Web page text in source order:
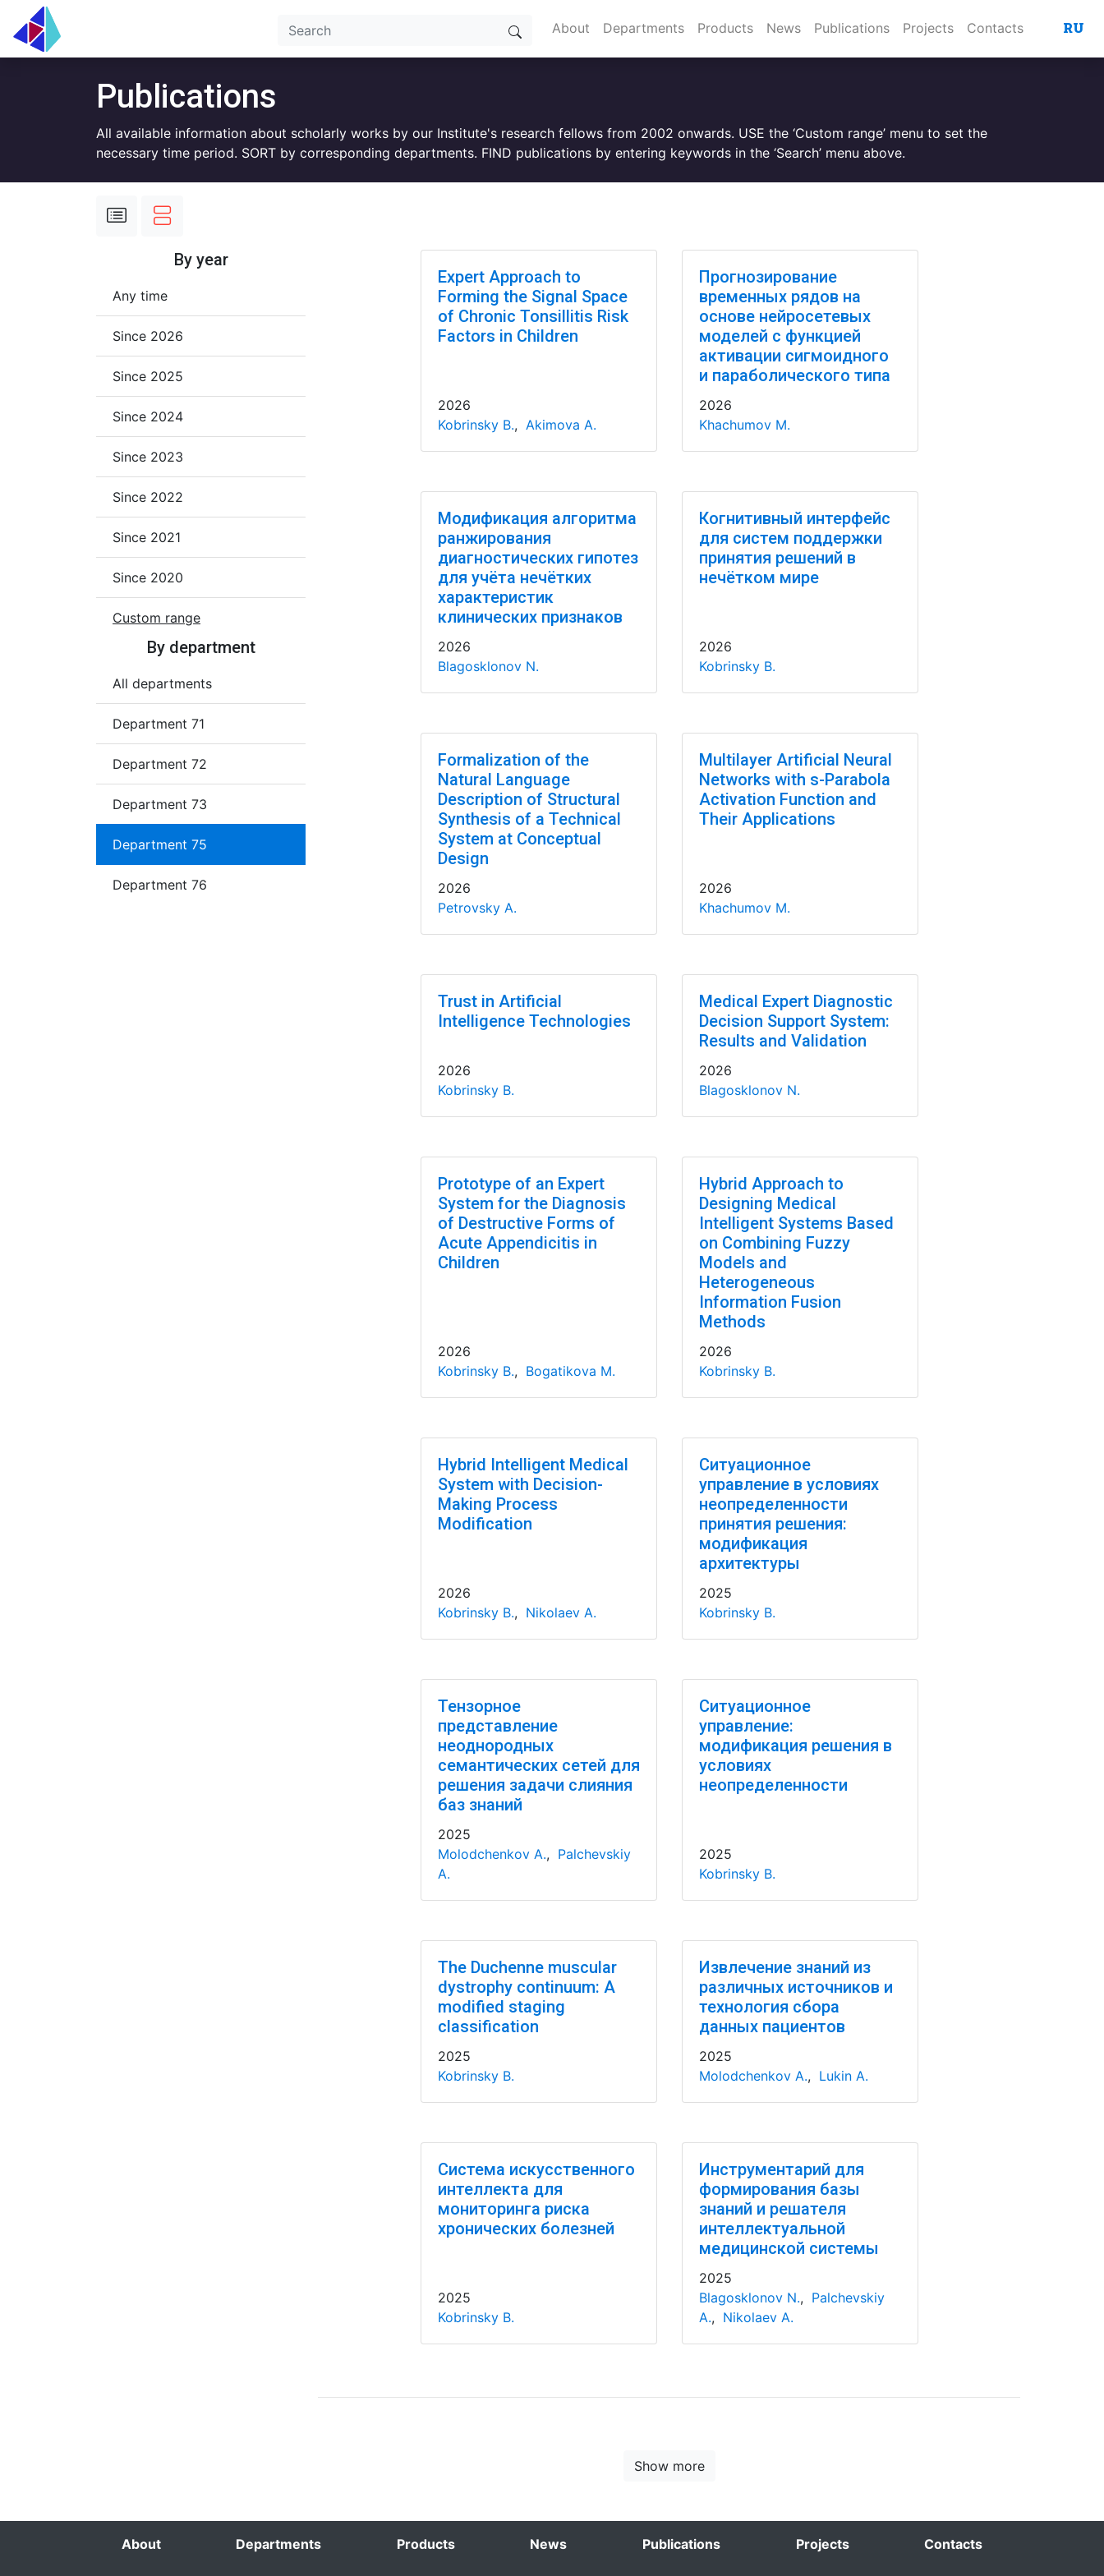
About Departments Products News Publications Projects Contacts RU
Publications
All available information about scholarly works by our Institute's research fellows from 2002 onwards. USE the ‘Custom range’ menu to set the
necessary time period. SORT by corresponding departments. FIND publications by entering keywords in the ‘Search’ menu above.
By year
Any time
Since 2026
Since 2025
Since 2024
Since 2023
Since 2022
Since 2021
Since 2020
Custom range
By department
All departments
Department 71
Department 72
Department 73
Department 75
Department 76
Expert Approach to
Forming the Signal Space
of Chronic Tonsillitis Risk
Factors in Children
2026
Kobrinsky B., Akimova A.
Прогнозирование
временных рядов на
основе нейросетевых
моделей с функцией
активации сигмоидного
и параболического типа
2026
Khachumov M.
Модификация алгоритма
ранжирования
диагностических гипотез
для учёта нечётких
характеристик
клинических признаков
2026
Blagosklonov N.
Когнитивный интерфейс
для систем поддержки
принятия решений в
нечётком мире
2026
Kobrinsky B.
Formalization of the
Natural Language
Description of Structural
Synthesis of a Technical
System at Conceptual
Design
2026
Petrovsky A.
Multilayer Artificial Neural
Networks with s-Parabola
Activation Function and
Their Applications
2026
Khachumov M.
Trust in Artificial
Intelligence Technologies
2026
Kobrinsky B.
Medical Expert Diagnostic
Decision Support System:
Results and Validation
2026
Blagosklonov N.
Prototype of an Expert
System for the Diagnosis
of Destructive Forms of
Acute Appendicitis in
Children
2026
Kobrinsky B., Bogatikova M.
Hybrid Approach to
Designing Medical
Intelligent Systems Based
on Combining Fuzzy
Models and
Heterogeneous
Information Fusion
Methods
2026
Kobrinsky B.
Hybrid Intelligent Medical
System with Decision-
Making Process
Modification
2026
Kobrinsky B., Nikolaev A.
Ситуационное
управление в условиях
неопределенности
принятия решения:
модификация
архитектуры
2025
Kobrinsky B.
Тензорное
представление
неоднородных
семантических сетей для
решения задачи слияния
баз знаний
2025
Molodchenkov A., Palchevskiy
A.
Ситуационное
управление:
модификация решения в
условиях
неопределенности
2025
Kobrinsky B.
The Duchenne muscular
dystrophy continuum: A
modified staging
classification
2025
Kobrinsky B.
Извлечение знаний из
различных источников и
технология сбора
данных пациентов
2025
Molodchenkov A., Lukin A.
Система искусственного
интеллекта для
мониторинга риска
хронических болезней
2025
Kobrinsky B.
Инструментарий для
формирования базы
знаний и решателя
интеллектуальной
медицинской системы
2025
Blagosklonov N., Palchevskiy
A., Nikolaev A.
Show more
About Departments Products News Publications Projects Contacts